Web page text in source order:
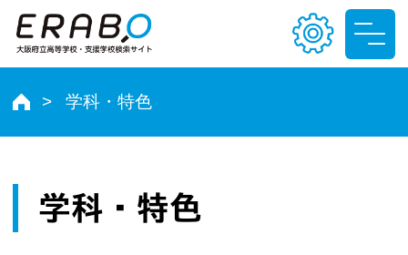
文字サイズ
色合い
学科・特色
学科・特色